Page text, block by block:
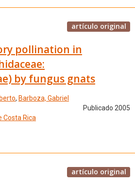
artículo original
pollination in
by fungus gnats
, Barboza, Gabriel
Publicado 2005
Costa Rica
artículo original